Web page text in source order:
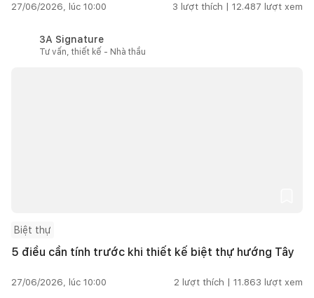
27/06/2026, lúc 10:00 3 lượt thích | 12.487 lượt xem
3A Signature
Tư vấn, thiết kế - Nhà thầu
Biệt thự
5 điều cần tính trước khi thiết kế biệt thự hướng Tây
27/06/2026, lúc 10:00 2 lượt thích | 11.863 lượt xem